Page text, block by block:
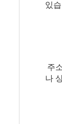
있
주
나